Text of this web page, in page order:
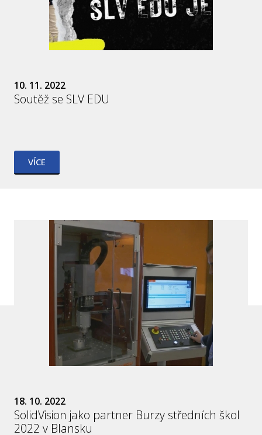
10. 11. 2022
Soutěž se SLV EDU
VÍCE
18. 10. 2022
SolidVision jako partner Burzy středních škol
2022 v Blansku